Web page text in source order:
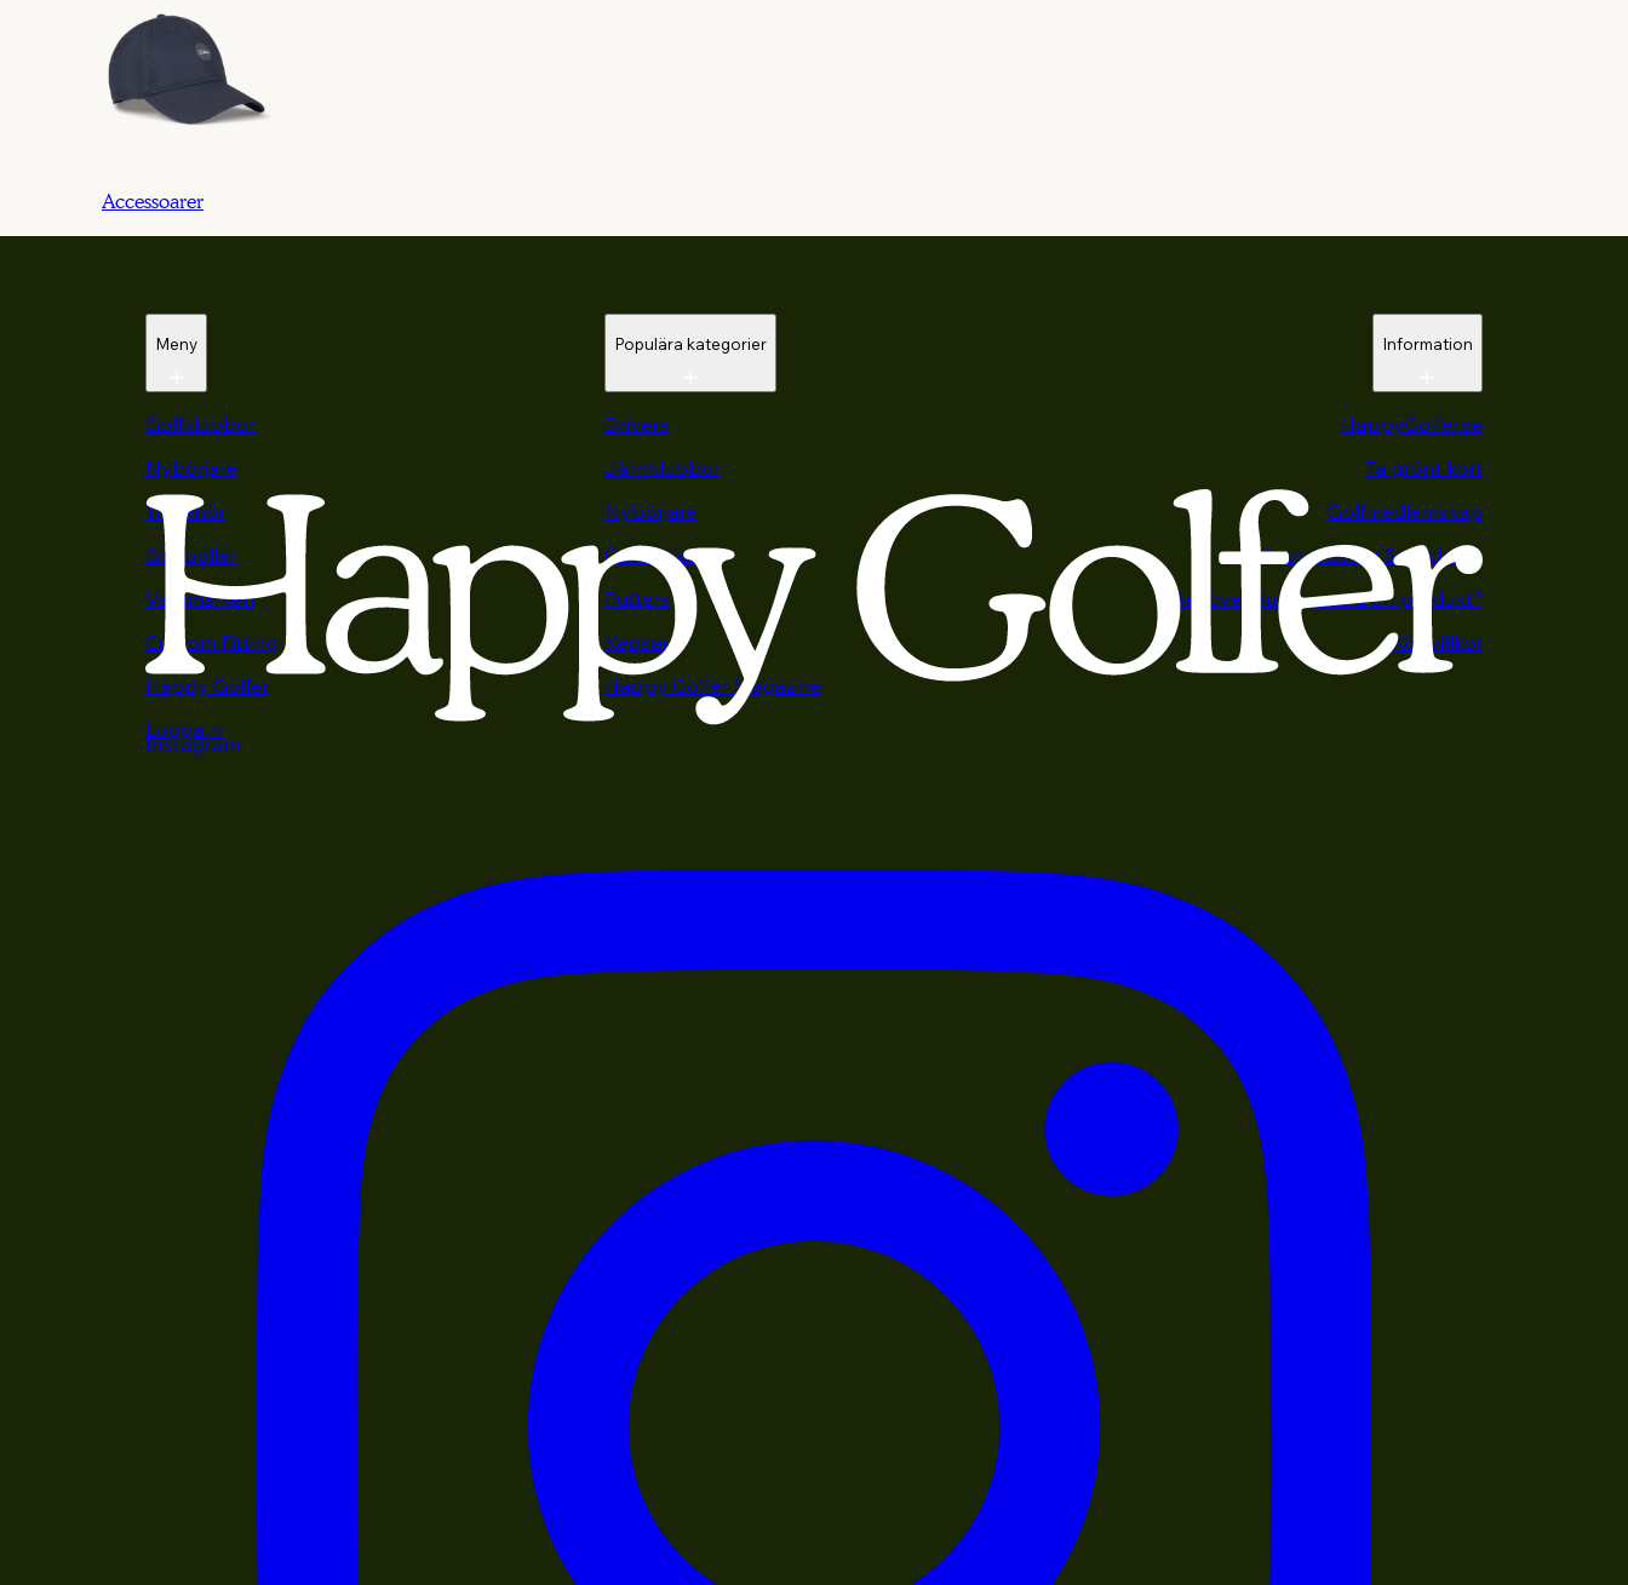
Accessoarer
Meny
Golfklubbor
Nybörjare
Tillbehör
Golfbollar
Varumärken
Custom Fitting
Happy Golfer
Logga in
Populära kategorier
Drivers
Järnklubbor
Nybörjare
Golfbollar
Putters
Kepsar
Happy Golfer Magazine
Information
HappyGolfer.se
Ta grönt kort
Golfmedlemskap
Happy Golfer Stockholm
Behöver du returnera en produkt?
Köpvillkor
Instagram